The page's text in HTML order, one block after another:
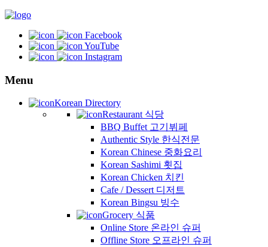
Facebook
YouTube
Instagram
Menu
Korean Directory
Restaurant 식당
BBQ Buffet 고기뷔페
Authentic Style 한식전문
Korean Chinese 중화요리
Korean Sashimi 횟집
Korean Chicken 치킨
Cafe / Dessert 디저트
Korean Bingsu 빙수
Grocery 식품
Online Store 온라인 슈퍼
Offline Store 오프라인 슈퍼